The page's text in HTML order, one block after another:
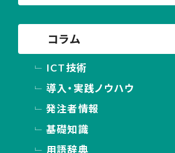
コラム
ICT技術
導入・実践ノウハウ
発注者情報
基礎知識
用語辞典